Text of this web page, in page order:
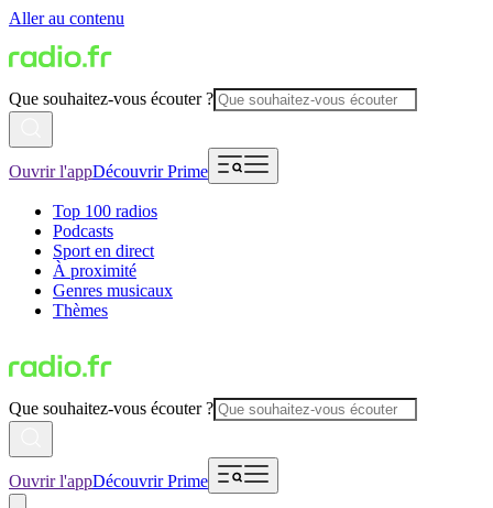
Aller au contenu
Que souhaitez-vous écouter ?
Ouvrir l'appDécouvrir Prime
Top 100 radios
Podcasts
Sport en direct
À proximité
Genres musicaux
Thèmes
Que souhaitez-vous écouter ?
Ouvrir l'appDécouvrir Prime